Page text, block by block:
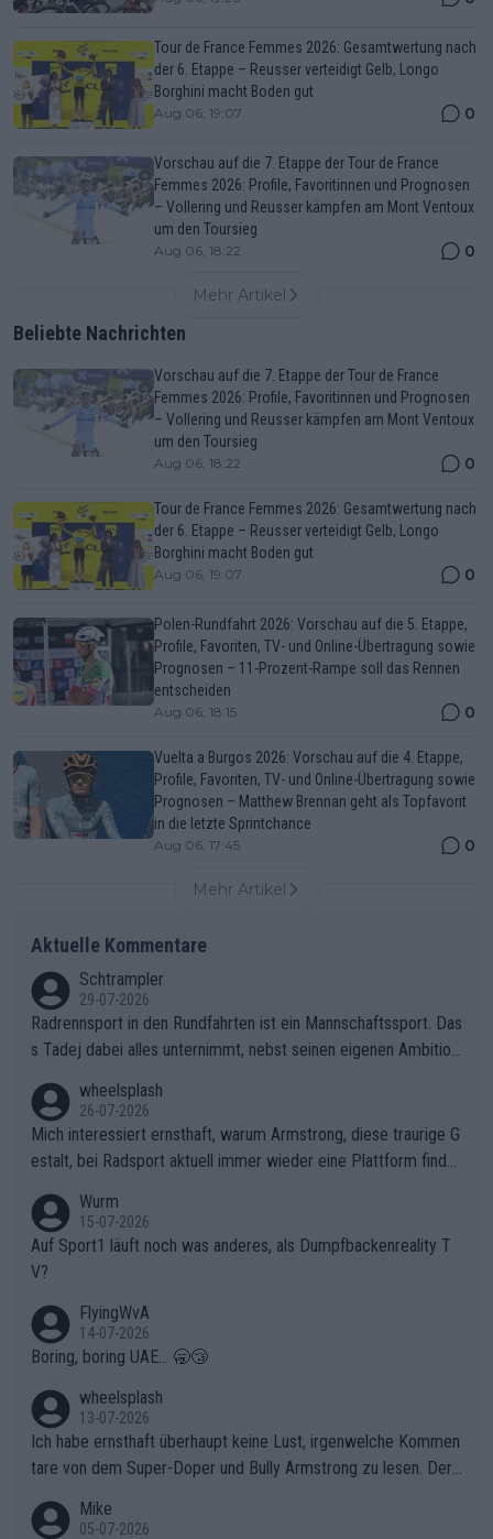
Tour de France Femmes 2026: Gesamtwertung nach
der 6. Etappe – Reusser verteidigt Gelb, Longo
Borghini macht Boden gut
Aug 06, 19:07 0
Vorschau auf die 7. Etappe der Tour de France
Femmes 2026: Profile, Favoritinnen und Prognosen
– Vollering und Reusser kämpfen am Mont Ventoux
um den Toursieg
Aug 06, 18:22 0
Mehr Artikel
Beliebte Nachrichten
Vorschau auf die 7. Etappe der Tour de France
Femmes 2026: Profile, Favoritinnen und Prognosen
– Vollering und Reusser kämpfen am Mont Ventoux
um den Toursieg
Aug 06, 18:22 0
Tour de France Femmes 2026: Gesamtwertung nach
der 6. Etappe – Reusser verteidigt Gelb, Longo
Borghini macht Boden gut
Aug 06, 19:07 0
Polen-Rundfahrt 2026: Vorschau auf die 5. Etappe,
Profile, Favoriten, TV- und Online-Übertragung sowie
Prognosen – 11-Prozent-Rampe soll das Rennen
entscheiden
Aug 06, 18:15 0
Vuelta a Burgos 2026: Vorschau auf die 4. Etappe,
Profile, Favoriten, TV- und Online-Übertragung sowie
Prognosen – Matthew Brennan geht als Topfavorit
in die letzte Sprintchance
Aug 06, 17:45 0
Mehr Artikel
Aktuelle Kommentare
Schtrampler
29-07-2026
Radrennsport in den Rundfahrten ist ein Mannschaftssport. Das
s Tadej dabei alles unternimmt, nebst seinen eigenen Ambition
ganze Team auch mental stark zu machen und konkret am Erf
olg teilzuhaben, ist ihm ganz hoch anzurechnen. Das ist ein Zei
chen weit über den Radsport hinaus.
wheelsplash
26-07-2026
Mich interessiert ernsthaft, warum Armstrong, diese traurige G
estalt, bei Radsport aktuell immer wieder eine Plattform finde
Wurm
15-07-2026
Auf Sport1 läuft noch was anderes, als Dumpfbackenreality T
V?
FlyingWvA
14-07-2026
Boring, boring UAE... 🥱😴
wheelsplash
13-07-2026
Ich habe ernsthaft überhaupt keine Lust, irgenwelche Kommen
tare von dem Super-Doper und Bully Armstrong zu lesen. Der
r die gehört nicht in dieses Medium!
Mike
05-07-2026